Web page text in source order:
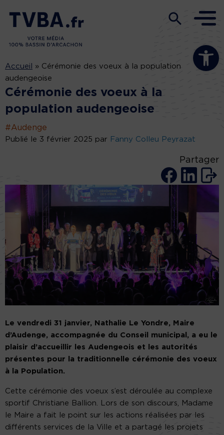
Ouvrir la
Accueil » Cérémonie des voeux à la population
audengeoise
Cérémonie des voeux à la
population audengeoise
#Audenge
Publié le 3 février 2025 par Fanny Colleu Peyrazat
Partager
Le vendredi 31 janvier, Nathalie Le Yondre, Maire
d’Audenge, accompagnée du Conseil municipal, a eu le
plaisir d’accueillir les Audengeois et les autorités
présentes pour la traditionnelle cérémonie des voeux
à la Population.
Cette cérémonie des voeux s’est déroulée au complexe
sportif Christiane Ballion. Lors de son discours, Madame
le Maire a fait le point sur les actions réalisées par les
différents services de la Ville et a partagé les projets